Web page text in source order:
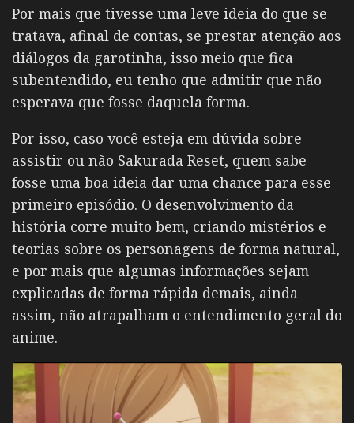
Por mais que tivesse uma leve ideia do que se
tratava, afinal de contas, se prestar atenção aos
diálogos da garotinha, isso meio que fica
subentendido, eu tenho que admitir que não
esperava que fosse daquela forma.
Por isso, caso você esteja em dúvida sobre
assistir ou não Sakurada Reset, quem sabe
fosse uma boa ideia dar uma chance para esse
primeiro episódio. O desenvolvimento da
história corre muito bem, criando mistérios e
teorias sobre os personagens de forma natural,
e por mais que algumas informações sejam
explicadas de forma rápida demais, ainda
assim, não atrapalham o entendimento geral do
anime.